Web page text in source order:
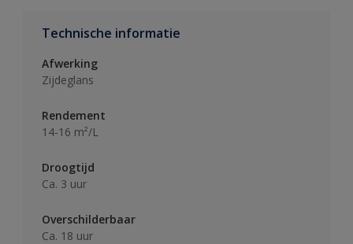
Technische informatie
Afwerking
Zijdeglans
Rendement
14-16 m²/L
Droogtijd
Ca. 3 uur
Overschilderbaar
Ca. 18 uur